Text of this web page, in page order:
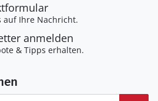
auf Ihre Nachricht.
anmelden
& Tipps erhalten.